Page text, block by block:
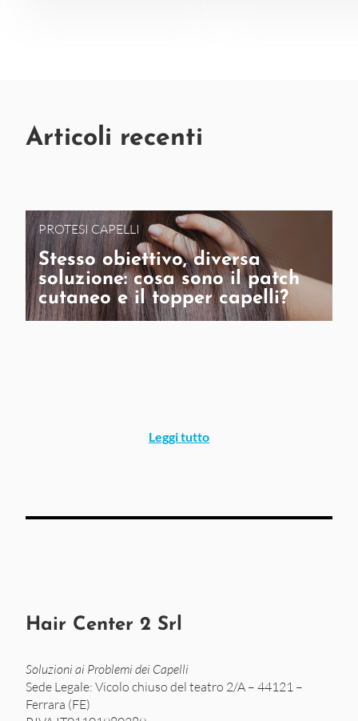
Articoli recenti
PROTESI CAPELLI
Stesso obiettivo, diversa
soluzione: cosa sono il patch
cutaneo e il topper capelli?
Leggi tutto
Hair Center 2 Srl
Soluzioni ai Problemi dei Capelli
Sede Legale: Vicolo chiuso del teatro 2/A – 44121 –
Ferrara (FE)